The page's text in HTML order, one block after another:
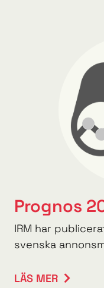
Prognos
IRM har
svenska
LÄS MER